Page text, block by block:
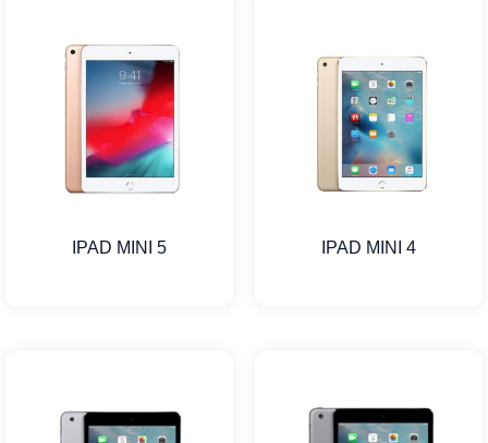
IPAD MINI 5 IPAD MINI 4